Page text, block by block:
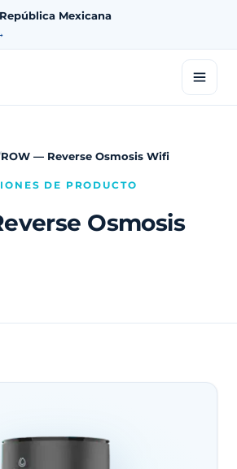
Mexicana
ROW — Reverse Osmosis Wifi
DE PRODUCTO
Osmosis